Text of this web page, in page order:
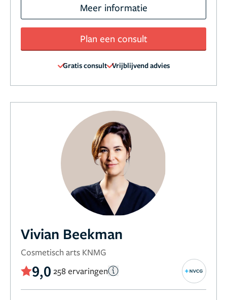
Meer informatie
Plan een consult
Gratis consult Vrijblijvend advies
Vivian Beekman
Cosmetisch arts KNMG
9,0 258 ervaringen